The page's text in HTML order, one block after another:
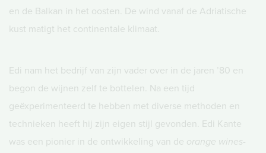
en de Balkan in het oosten. De wind vanaf de Adriatische
kust matigt het continentale klimaat.
Edi nam het bedrijf van zijn vader over in de jaren ’80 en
begon de wijnen zelf te bottelen. Na een tijd
geëxperimenteerd te hebben met diverse methoden en
technieken heeft hij zijn eigen stijl gevonden. Edi Kante
was een pionier in de ontwikkeling van de orange wines-